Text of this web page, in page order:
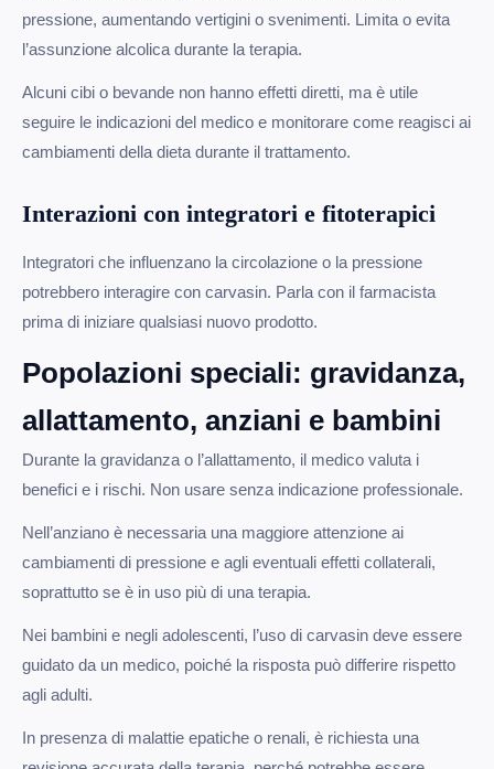
pressione, aumentando vertigini o svenimenti. Limita o evita
l’assunzione alcolica durante la terapia.
Alcuni cibi o bevande non hanno effetti diretti, ma è utile
seguire le indicazioni del medico e monitorare come reagisci ai
cambiamenti della dieta durante il trattamento.
Interazioni con integratori e fitoterapici
Integratori che influenzano la circolazione o la pressione
potrebbero interagire con carvasin. Parla con il farmacista
prima di iniziare qualsiasi nuovo prodotto.
Popolazioni speciali: gravidanza,
allattamento, anziani e bambini
Durante la gravidanza o l’allattamento, il medico valuta i
benefici e i rischi. Non usare senza indicazione professionale.
Nell’anziano è necessaria una maggiore attenzione ai
cambiamenti di pressione e agli eventuali effetti collaterali,
soprattutto se è in uso più di una terapia.
Nei bambini e negli adolescenti, l’uso di carvasin deve essere
guidato da un medico, poiché la risposta può differire rispetto
agli adulti.
In presenza di malattie epatiche o renali, è richiesta una